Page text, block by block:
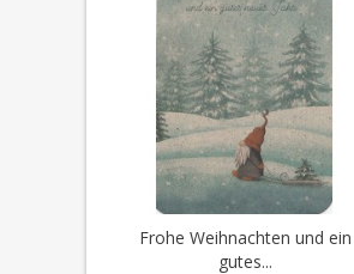
In den Warenkorb
Frohe Weihnachten und ein
gutes...